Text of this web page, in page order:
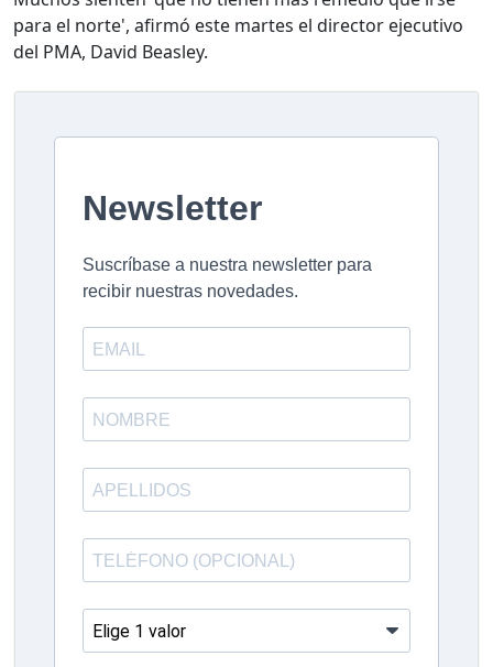
para el norte', afirmó este martes el director ejecutivo
del PMA, David Beasley.